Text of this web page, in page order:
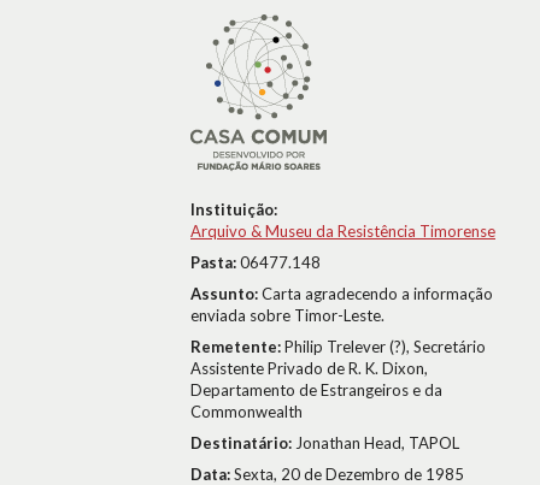
Instituição:
Arquivo & Museu da Resistência Timorense
Pasta:06477.148
Assunto:Carta agradecendo a informação
enviada sobre Timor-Leste.
Remetente:Philip Trelever (?), Secretário
Assistente Privado de R. K. Dixon,
Departamento de Estrangeiros e da
Commonwealth
Destinatário: Jonathan Head, TAPOL
Data:Sexta, 20 de Dezembro de 1985